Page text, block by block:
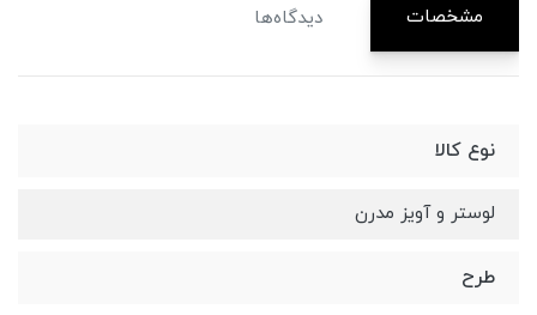
مشخصات دیدگاه‌ها
نوع کالا
لوستر و آویز مدرن
طرح